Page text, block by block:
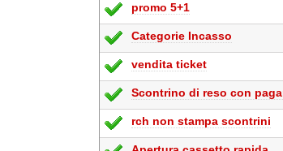
promo 5+1
Categorie Incasso
vendita ticket
Scontrino di reso con
rch non stampa scontrini